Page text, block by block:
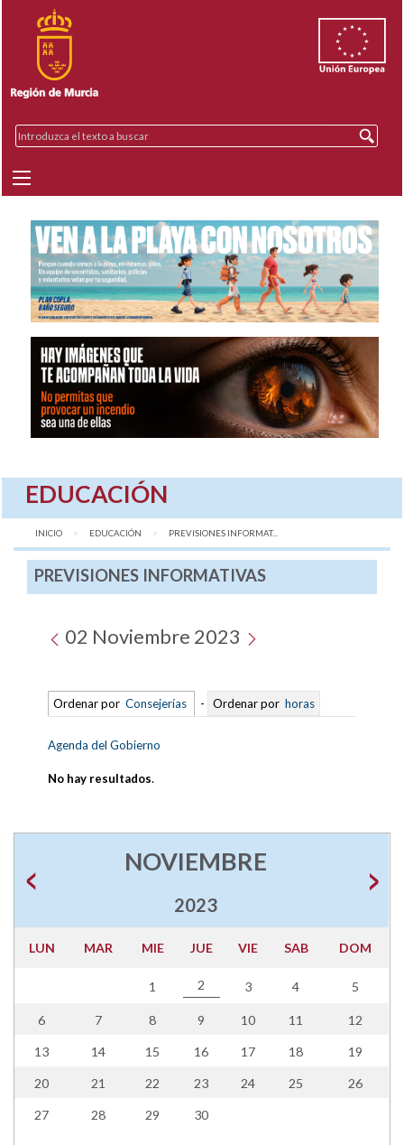
EDUCACIÓN
INICIO EDUCACIÓN AQUÍ:
PREVISIONES INFORMAT...
PREVISIONES INFORMATIVAS
02 Noviembre 2023
Ordenar por Consejerías - Ordenar por horas
Agenda del Gobierno
No hay resultados.
NOVIEMBRE
2023
LUN MAR MIE JUE VIE SAB DOM
1 2 3 4 5
6 7 8 9 10 11 12
13 14 15 16 17 18 19
20 21 22 23 24 25 26
27 28 29 30